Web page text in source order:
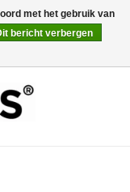
0 Artikelen - €0,00
met het gebruik van
bericht verbergen